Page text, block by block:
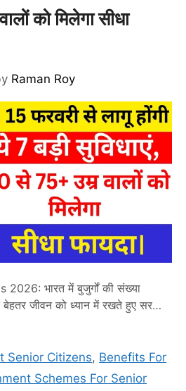
को मिलेगा सीधा
Raman Roy
भारत में बुजुर्गों की संख्या
जीवन को ध्यान में रखते हुए सरकार
योजना का मुख्य मकसद सीनियर
स्वास्थ्य सेवाएं और सामाजिक सम्मान
Senior Citizens, Benefits For
Schemes For Senior